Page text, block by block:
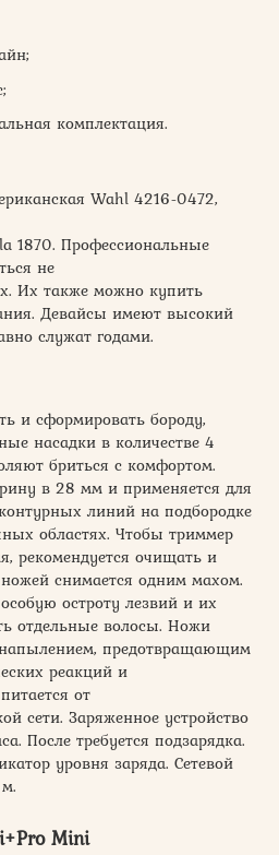
комплектация.
Wahl 4216-0472,
1870. Профессиональные
не
Их также можно купить
Девайсы имеют высокий
служат годами.
и сформировать бороду,
насадки в количестве 4
бриться с комфортом.
в 28 мм и применяется для
линий на подбородке
областях. Чтобы триммер
рекомендуется очищать и
снимается одним махом.
остроту лезвий и их
отдельные волосы. Ножи
предотвращающим
реакций и
от
сети. Заряженное устройство
После требуется подзарядка.
уровня заряда. Сетевой
Mini